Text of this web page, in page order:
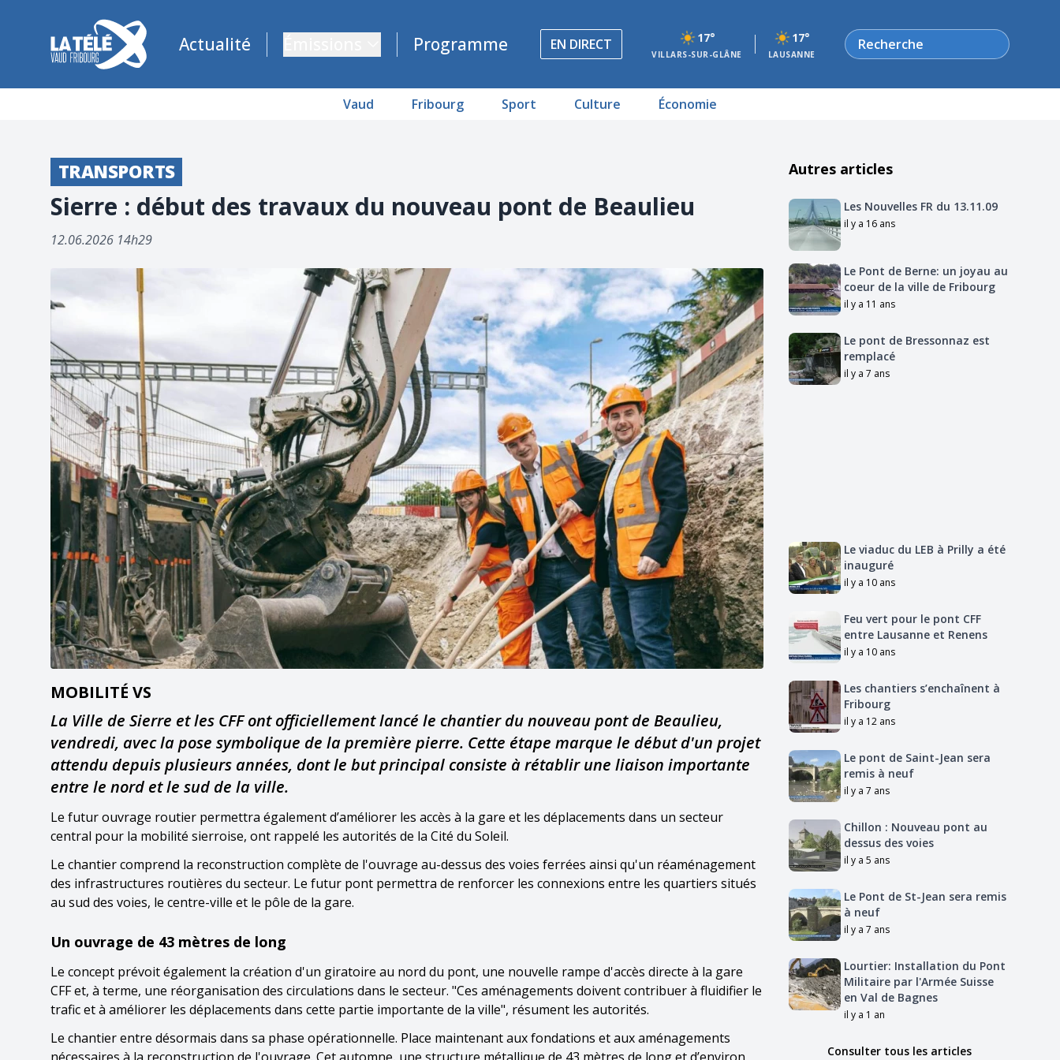
La Télé - Télévision régionale Vaud et Fribourg
Actualité Programme EN DIRECT 17°
VILLARS-SUR-GLÂNE
17°
LAUSANNE
Rechercher
Vaud Fribourg Sport Culture Économie
TRANSPORTS
Sierre : début des travaux du nouveau pont de Beaulieu
12.06.2026 14h29
MOBILITÉ VS
La Ville de Sierre et les CFF ont officiellement lancé le chantier du nouveau pont de Beaulieu,
vendredi, avec la pose symbolique de la première pierre. Cette étape marque le début d'un projet
attendu depuis plusieurs années, dont le but principal consiste à rétablir une liaison importante
entre le nord et le sud de la ville.
Le futur ouvrage routier permettra également d’améliorer les accès à la gare et les déplacements dans un secteur
central pour la mobilité sierroise, ont rappelé les autorités de la Cité du Soleil.
Le chantier comprend la reconstruction complète de l'ouvrage au-dessus des voies ferrées ainsi qu'un réaménagement
des infrastructures routières du secteur. Le futur pont permettra de renforcer les connexions entre les quartiers situés
au sud des voies, le centre-ville et le pôle de la gare.
Un ouvrage de 43 mètres de long
Le concept prévoit également la création d'un giratoire au nord du pont, une nouvelle rampe d'accès directe à la gare
CFF et, à terme, une réorganisation des circulations dans le secteur. "Ces aménagements doivent contribuer à fluidifier le
trafic et à améliorer les déplacements dans cette partie importante de la ville", résument les autorités.
Le chantier entre désormais dans sa phase opérationnelle. Place maintenant aux fondations et aux aménagements
Autres articles
Les Nouvelles FR du 13.11.09
il y a 16 ans
Le Pont de Berne: un joyau au
coeur de la ville de Fribourg
il y a 11 ans
Le pont de Bressonnaz est
remplacé
il y a 7 ans
Le viaduc du LEB à Prilly a été
inauguré
il y a 10 ans
Feu vert pour le pont CFF
entre Lausanne et Renens
il y a 10 ans
Les chantiers s’enchaînent à
Fribourg
il y a 12 ans
Le pont de Saint-Jean sera
remis à neuf
il y a 7 ans
Chillon : Nouveau pont au
dessus des voies
il y a 5 ans
Le Pont de St-Jean sera remis
à neuf
il y a 7 ans
Lourtier: Installation du Pont
Militaire par l'Armée Suisse
en Val de Bagnes
il y a 1 an
Consulter tous les articles